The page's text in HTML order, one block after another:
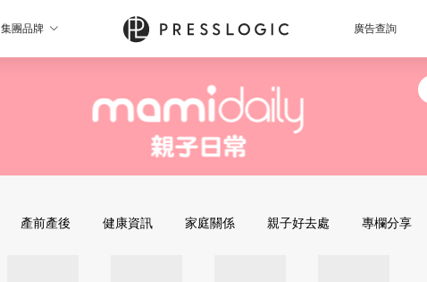
集團品牌 廣告查詢
產前產後 健康資訊 家庭關係 親子好去處 專欄分享